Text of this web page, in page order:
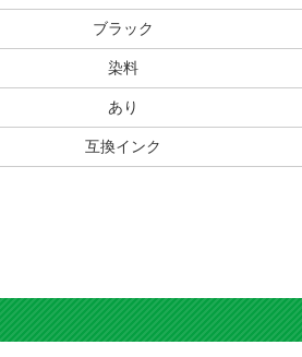
ブラック
染料
あり
互換インク